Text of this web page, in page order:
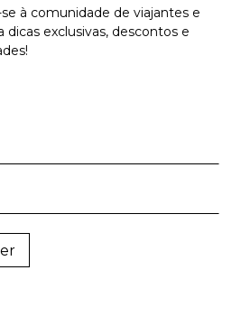
à comunidade de viajantes e
dicas exclusivas, descontos e